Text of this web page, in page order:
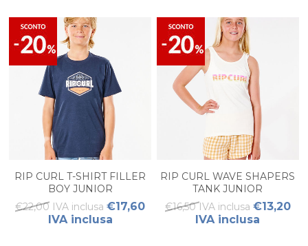
RIP CURL T-SHIRT FILLER
BOY JUNIOR
€22,00 IVA inclusa €17,60
IVA inclusa
RIP CURL WAVE SHAPERS
TANK JUNIOR
€16,50 IVA inclusa €13,20
IVA inclusa